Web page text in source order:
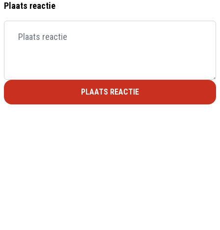
Plaats reactie
PLAATS REACTIE